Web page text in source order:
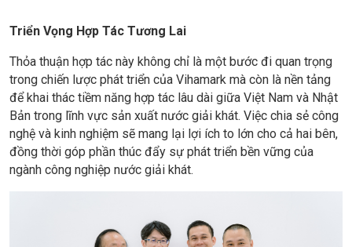
Triển Vọng Hợp Tác Tương Lai
Thỏa thuận hợp tác này không chỉ là một bước đi quan trọng
trong chiến lược phát triển của Vihamark mà còn là nền tảng
để khai thác tiềm năng hợp tác lâu dài giữa Việt Nam và Nhật
Bản trong lĩnh vực sản xuất nước giải khát. Việc chia sẻ công
nghệ và kinh nghiệm sẽ mang lại lợi ích to lớn cho cả hai bên,
đồng thời góp phần thúc đẩy sự phát triển bền vững của
ngành công nghiệp nước giải khát.